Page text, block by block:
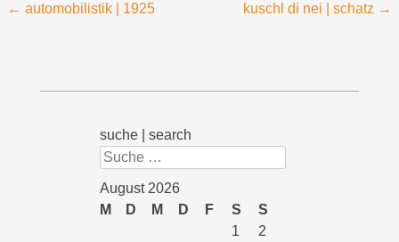
Beitragsnavigation
← automobilistik | 1925 kuschl di nei | schatz →
suche | search
Suchen
August 2026
M
D M D F S
S
1
2